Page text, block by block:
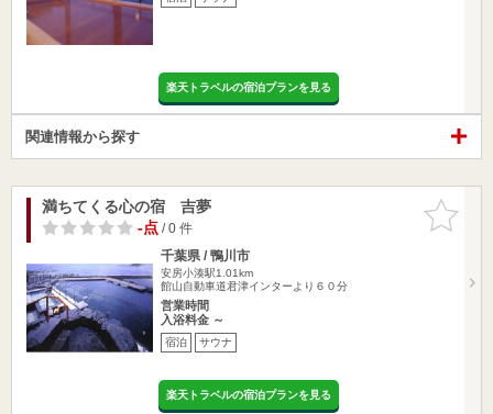
楽天トラベルの宿泊プランを見る
関連情報から探す
お気に入
りに追加
満ちてくる心の宿 吉夢
-点/ 0 件
千葉県 / 鴨川市
安房小湊駅1.01km
館山自動車道君津インターより６０分
営業時間
入浴料金 ～
宿泊 サウナ
楽天トラベルの宿泊プランを見る